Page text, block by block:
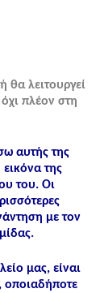
θα λειτουργεί
πλέον στη
αυτής της
εικόνα της
του. Οι
με τον
μας, είναι
οποιαδήποτε